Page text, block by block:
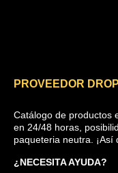
PROVEEDOR
Catálogo de productos
en 24/48 horas,
paqueteria neutra. ¡Así
¿NECESITA AYUDA?